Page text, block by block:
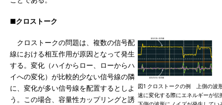
■クロストーク
図1 クロストークの例 上側の波
速に変化する際にエネルギーが伝
クロストークの問題は、複数の信号配
線における相互作用が原因となって発生
する。変化（ハイからロー、ローからハ
イへの変化）が比較的少ない信号線の隣
に、変化が多い信号線を配置するとしよ
う。この場合、容量性カップリングと誘